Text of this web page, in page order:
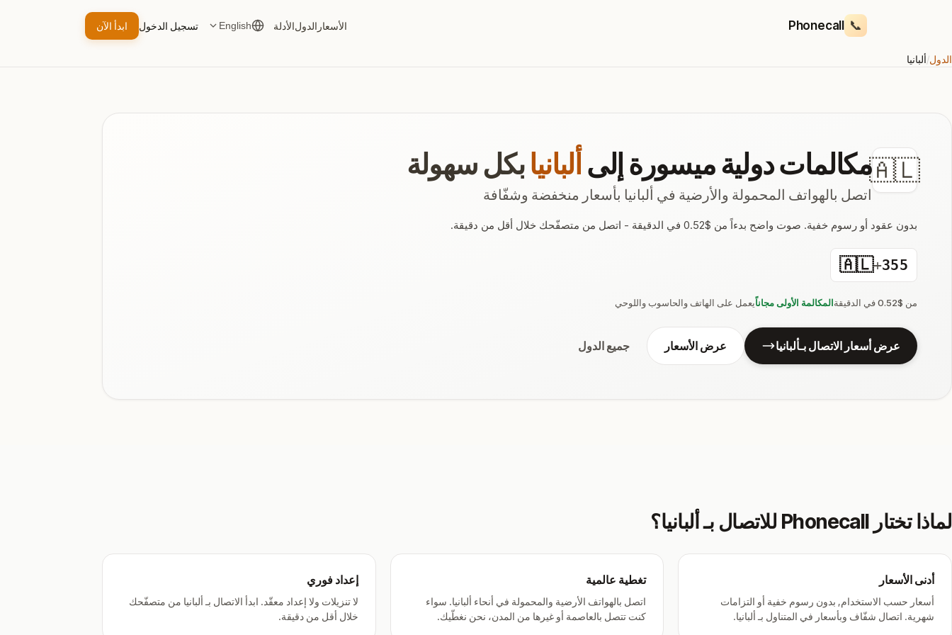
📞
Phonecall الأسعار الدولالأدلة English تسجيل الدخول ابدأ الآن
الدول/ألبانيا
🇦🇱مكالمات دولية ميسورة إلى ألبانيابكل سهولة
اتصل بالهواتف المحمولة والأرضية في ألبانيا بأسعار منخفضة وشفّافة
بدون عقود أو رسوم خفية. صوت واضح بدءاً من $0.52 في الدقيقة - اتصل من متصفّحك خلال أقل من دقيقة.
🇦🇱+355
من $0.52 في الدقيقة المكالمة الأولى مجاناًيعمل على الهاتف والحاسوب واللوحي
عرض أسعار الاتصال بـألبانيا عرض الأسعار جميع الدول
لماذا تختار Phonecall للاتصال بـ ألبانيا؟
أدنى الأسعار
أسعار حسب الاستخدام, بدون رسوم خفية أو التزامات
شهرية. اتصال شفّاف وبأسعار في المتناول بـ ألبانيا.
تغطية عالمية
اتصل بالهواتف الأرضية والمحمولة في أنحاء ألبانيا. سواء
كنت تتصل بالعاصمة أو غيرها من المدن، نحن نغطّيك.
إعداد فوري
لا تنزيلات ولا إعداد معقّد. ابدأ الاتصال بـ ألبانيا من متصفّحك
خلال أقل من دقيقة.